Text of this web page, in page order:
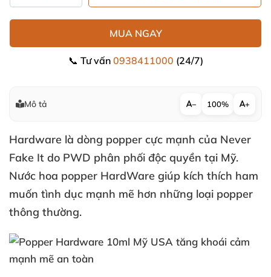
MUA NGAY
📞 Tư vấn 0938411000 (24/7)
Mô tả − 100% +
Hardware là dòng popper cực mạnh của Never
Fake It do PWD phân phối độc quyền tại Mỹ.
Nước hoa popper HardWare giúp kích thích ham
muốn tình dục mạnh mẽ hơn những loại popper
thông thường.